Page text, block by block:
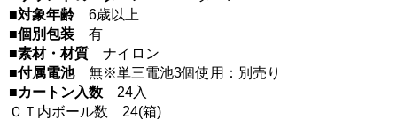
■対象年齢 6歳以上
■個別包装 有
■素材・材質 ナイロン
■付属電池無※単三電池3個使用：別売り
■カートン入数 24入
ＣＴ内ボール数 24(箱)